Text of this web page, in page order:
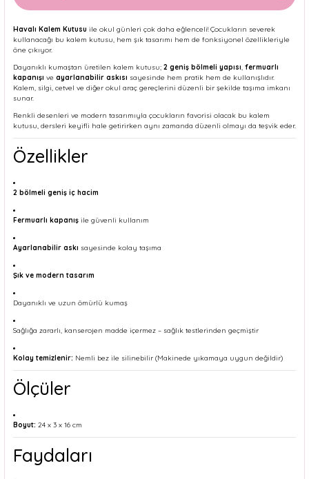
Havalı Kalem Kutusu ile okul günleri çok daha eğlenceli! Çocukların severek
kullanacağı bu kalem kutusu, hem şık tasarımı hem de fonksiyonel özellikleriyle
öne çıkıyor.
Dayanıklı kumaştan üretilen kalem kutusu; 2 geniş bölmeli yapısı, fermuarlı
kapanışı ve ayarlanabilir askısı sayesinde hem pratik hem de kullanışlıdır.
Kalem, silgi, cetvel ve diğer okul araç gereçlerini düzenli bir şekilde taşıma imkanı
sunar.
Renkli desenleri ve modern tasarımıyla çocukların favorisi olacak bu kalem
kutusu, dersleri keyifli hale getirirken aynı zamanda düzenli olmayı da teşvik eder.
Özellikler
2 bölmeli geniş iç hacim
Fermuarlı kapanış ile güvenli kullanım
Ayarlanabilir askı sayesinde kolay taşıma
Şık ve modern tasarım
Dayanıklı ve uzun ömürlü kumaş
Sağlığa zararlı, kanserojen madde içermez – sağlık testlerinden geçmiştir
Kolay temizlenir: Nemli bez ile silinebilir (Makinede yıkamaya uygun değildir)
Ölçüler
Boyut: 24 x 3 x 16 cm
Faydaları